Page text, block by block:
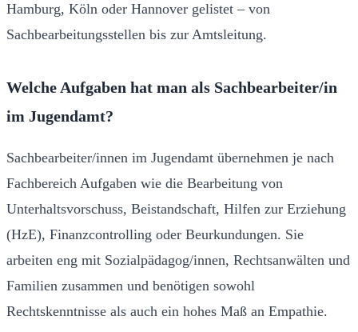
Hamburg, Köln oder Hannover gelistet – von
Sachbearbeitungsstellen bis zur Amtsleitung.
Welche Aufgaben hat man als Sachbearbeiter/in
im Jugendamt?
Sachbearbeiter/innen im Jugendamt übernehmen je nach
Fachbereich Aufgaben wie die Bearbeitung von
Unterhaltsvorschuss, Beistandschaft, Hilfen zur Erziehung
(HzE), Finanzcontrolling oder Beurkundungen. Sie
arbeiten eng mit Sozialpädagog/innen, Rechtsanwälten und
Familien zusammen und benötigen sowohl
Rechtskenntnisse als auch ein hohes Maß an Empathie.